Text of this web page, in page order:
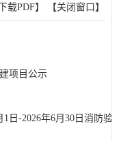
载PDF】 【关闭窗口】
项目公示
日-2026年6月30日消防验